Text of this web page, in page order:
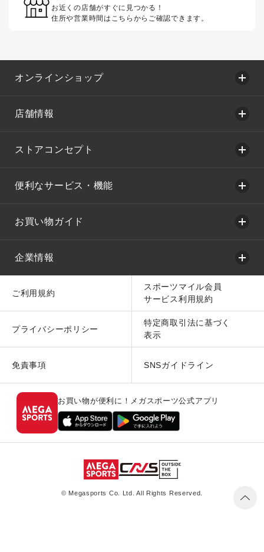
お近くの店舗がすぐに見つかる！
住所や営業時間はこちらからご確認できます。
オンラインショップ
店舗情報
ストアコンセプト
便利なサービス・機能
お買い物ガイド
企業情報
ご利用規約
スポーツマイル会員
サービス利用規約
プライバシーポリシー
特定商取引法に基づく
表示
免責事項 SNSガイドライン
お買い物が便利に！メガスポーツ公式アプリ
© Megasports Co. Ltd. All Rights Reserved.